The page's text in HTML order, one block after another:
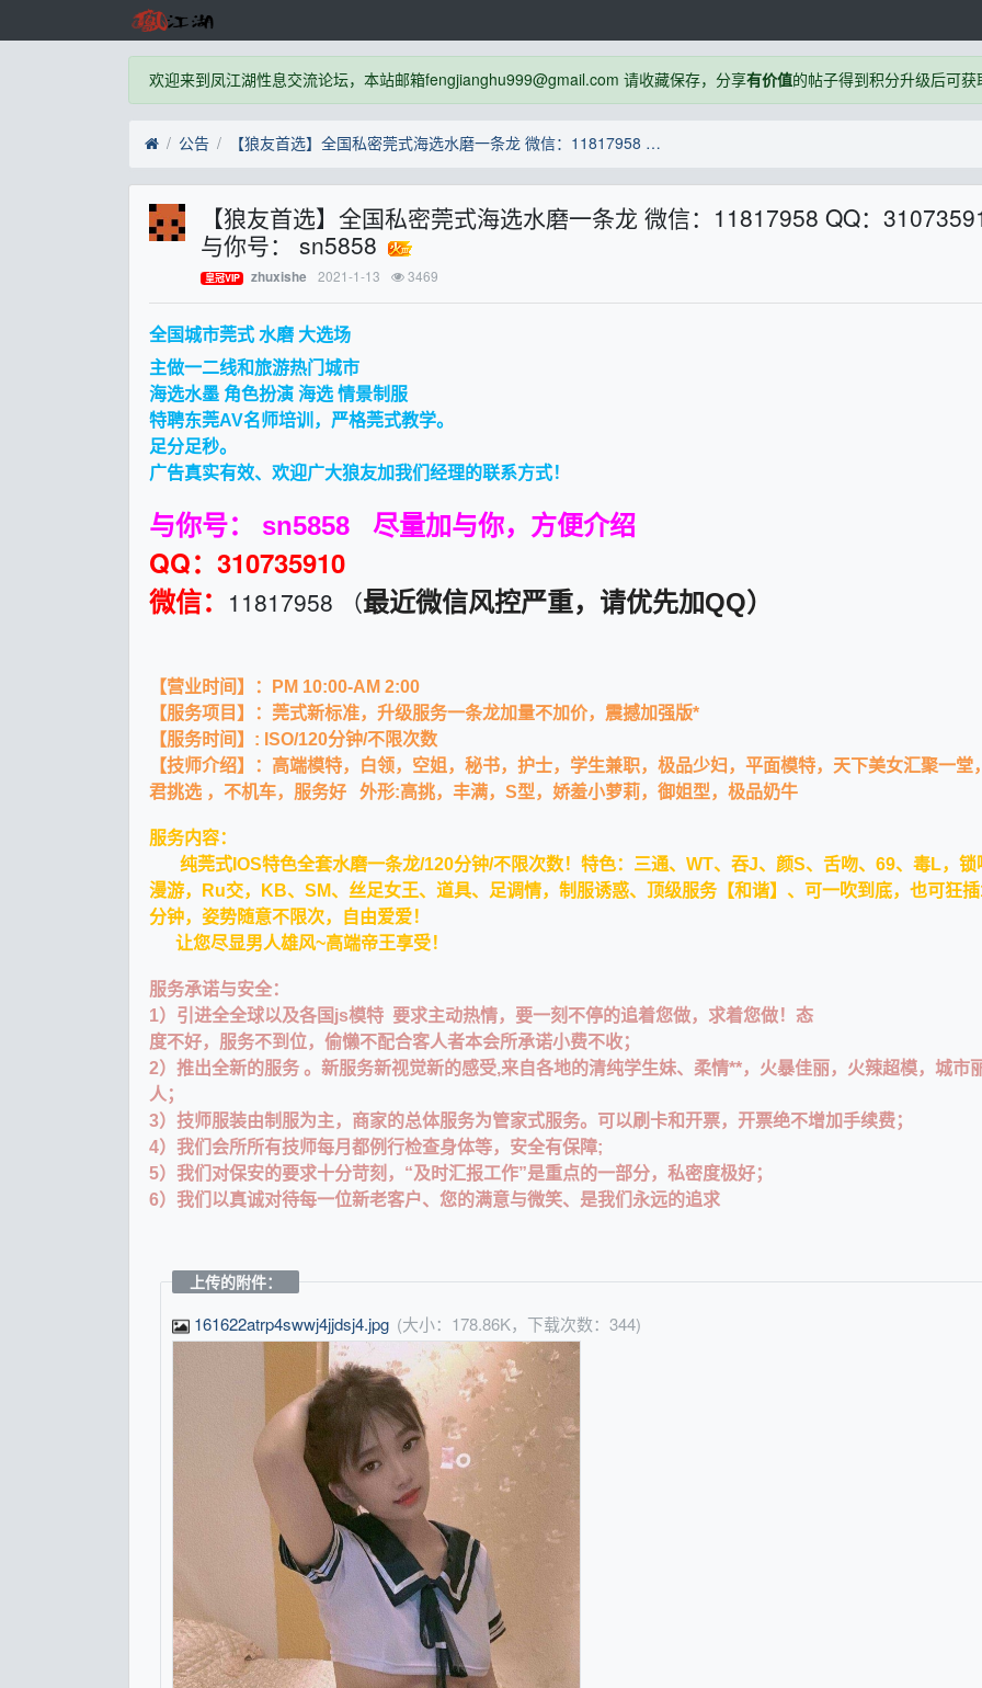
欢迎来到凤江湖性息交流论坛，本站邮箱fengjianghu999@gmail.com 请收藏保存，分享有价值的帖子得到积分升级后可
公告 【狼友首选】全国私密莞式海选水磨一条龙 微信：11817958 QQ：310735910 与你号： sn5858
【狼友首选】全国私密莞式海选水磨一条龙 微信：11817958 QQ：
与你号： sn5858
皇冠VIP zhuxishe 2021-1-13 3469
全国城市莞式 水磨 大选场
主做一二线和旅游热门城市
海选水墨 角色扮演 海选 情景制服
特聘东莞AV名师培训，严格莞式教学。
足分足秒。
广告真实有效、欢迎广大狼友加我们经理的联系方式！
与你号： sn5858 尽量加与你，方便介绍
QQ：310735910
微信： 11817958 （最近微信风控严重，请优先加QQ）
【营业时间】：PM 10:00-AM 2:00
【服务项目】：莞式新标准，升级服务一条龙加量不加价， 震撼加强版*
【服务时间】: ISO/120分钟/不限次数
【技师介绍】：高端模特，白领，空姐，秘书，护士，学生兼职， 极品少妇，平面模特，天下美女汇聚一堂
君挑选 ，不机车， 服务好 外形:高挑，丰满，S型，娇羞小萝莉，御姐型，极品奶牛
服务内容：
纯莞式IOS特色全套水磨一条龙/120分钟/不限次数！ 特色：三通、WT、吞J、颜S、舌吻、69、毒L，锁
漫游，
Ru交，KB、SM、丝足女王、道具、足调情，制服诱惑、 顶级服务【和谐】、可一吹到底，也可狂
分钟， 姿势随意不限次，自由爱爱！
让您尽显男人雄风~高端帝王享受！
服务承诺与安全：
1）引进全全球以及各国js模特 要求主动热情， 要一刻不停的追着您做，求着您做！态
度不好，服务不到位，偷懒不配合客人者本会所承诺小费不收；
2）推出全新的服务 。新服务新视觉新的感受,来自各地的清纯学生妹、柔情**，火暴佳丽，火辣超模， 城市
人；
3）技师服装由制服为主，商家的总体服务为管家式服务。 可以刷卡和开票，开票绝不增加手续费；
4）我们会所所有技师每月都例行检查身体等，安全有保障;
5）我们对保安的要求十分苛刻，“及时汇报工作”是重点的一部分，私密度极好；
6）我们以真诚对待每一位新老客户、您的满意与微笑、 是我们永远的追求
上传的附件：
161622atrp4swwj4jjdsj4.jpg (大小：178.86K，下载次数：344)